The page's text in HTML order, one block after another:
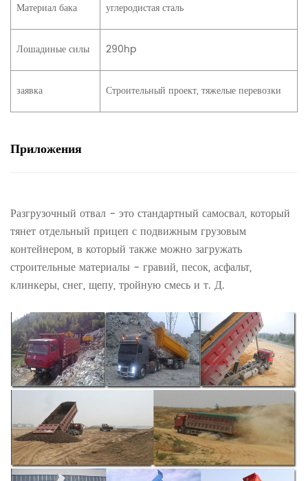
Материал бака углеродистая сталь
Лошадиные силы 290hp
заявка Строительный проект, тяжелые перевозки
Приложения
Разгрузочный отвал - это стандартный самосвал, который
тянет отдельный прицеп с подвижным грузовым
контейнером, в который также можно загружать
строительные материалы - гравий, песок, асфальт,
клинкеры, снег, щепу, тройную смесь и т. Д.